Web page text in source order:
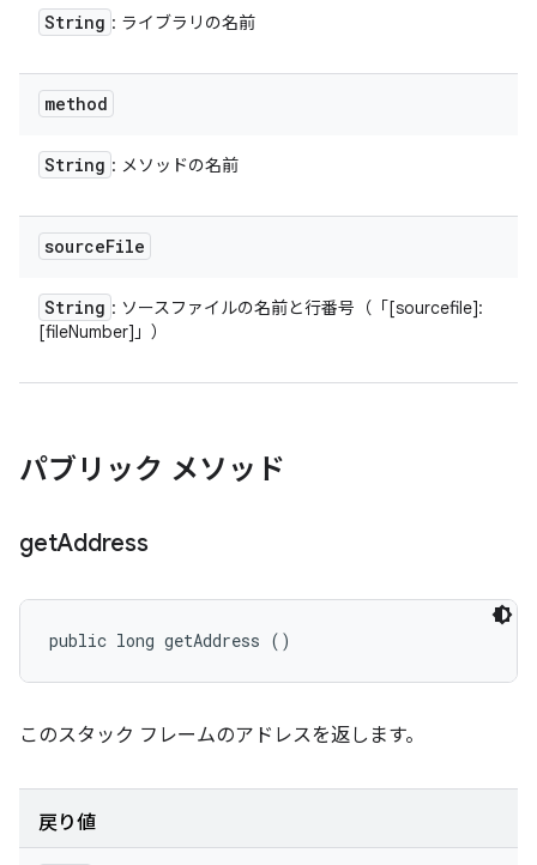
String : ライブラリの名前
method
String : メソッドの名前
sourceFile
String : ソースファイルの名前と行番号（「[sourcefile]:
[fileNumber]」）
パブリック メソッド
getAddress
public long getAddress ()
このスタック フレームのアドレスを返します。
戻り値